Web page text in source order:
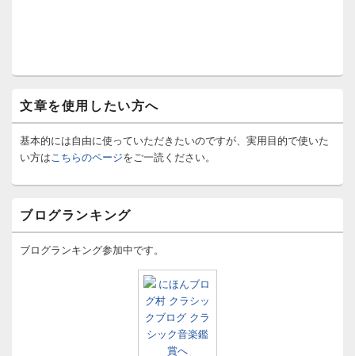
文章を使用したい方へ
基本的には自由に使っていただきたいのですが、実用目的で使いた
い方は こちらのページをご一読ください。
ブログランキング
ブログランキング参加中です。